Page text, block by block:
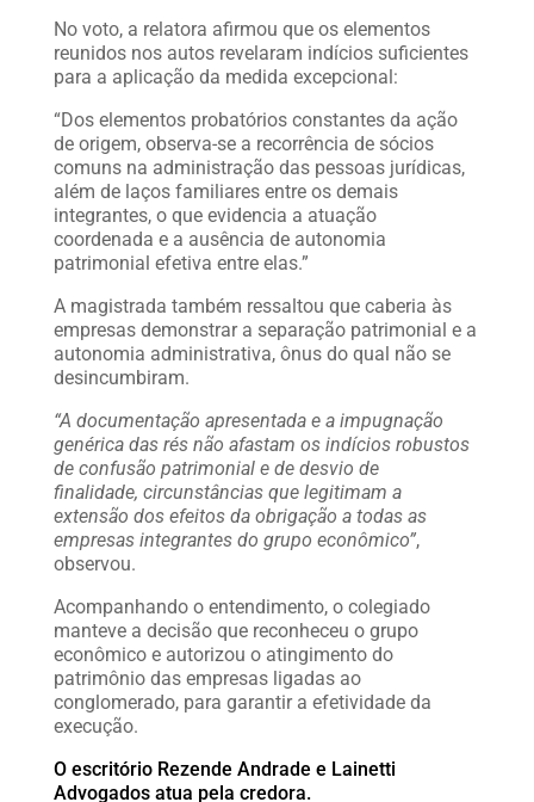
No voto, a relatora afirmou que os elementos
reunidos nos autos revelaram indícios suficientes
para a aplicação da medida excepcional:
“Dos elementos probatórios constantes da ação
de origem, observa-se a recorrência de sócios
comuns na administração das pessoas jurídicas,
além de laços familiares entre os demais
integrantes, o que evidencia a atuação
coordenada e a ausência de autonomia
patrimonial efetiva entre elas.”
A magistrada também ressaltou que caberia às
empresas demonstrar a separação patrimonial e a
autonomia administrativa, ônus do qual não se
desincumbiram.
“A documentação apresentada e a impugnação
genérica das rés não afastam os indícios robustos
de confusão patrimonial e de desvio de
finalidade, circunstâncias que legitimam a
extensão dos efeitos da obrigação a todas as
empresas integrantes do grupo econômico”,
observou.
Acompanhando o entendimento, o colegiado
manteve a decisão que reconheceu o grupo
econômico e autorizou o atingimento do
patrimônio das empresas ligadas ao
conglomerado, para garantir a efetividade da
execução.
O escritório Rezende Andrade e Lainetti
Advogados atua pela credora.